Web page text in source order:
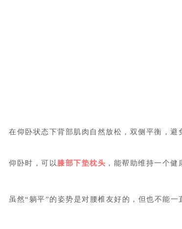
在仰卧状态下背部肌肉自然放松，双侧平衡，
仰卧时，可以 膝部下垫枕头 ，能帮助维持一个健
虽然“躺平”的姿势是对腰椎友好的，但也不能